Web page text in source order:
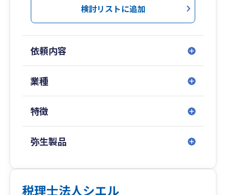
検討リストに追加
依頼内容
業種
特徴
弥生製品
税理士法人シエル